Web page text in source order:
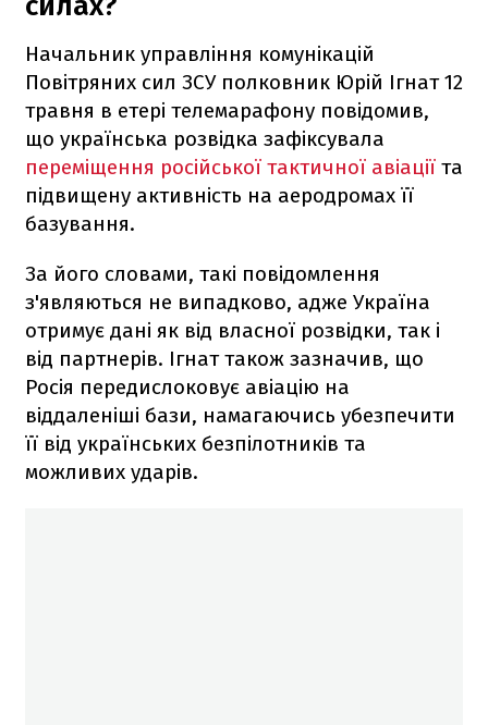
Начальник управління комунікацій
Повітряних сил ЗСУ полковник Юрій Ігнат 12
травня в етері телемарафону повідомив,
що українська розвідка зафіксувала
переміщення російської тактичної авіації та
підвищену активність на аеродромах її
базування.
За його словами, такі повідомлення
з'являються не випадково, адже Україна
отримує дані як від власної розвідки, так і
від партнерів. Ігнат також зазначив, що
Росія передислоковує авіацію на
віддаленіші бази, намагаючись убезпечити
її від українських безпілотників та
можливих ударів.